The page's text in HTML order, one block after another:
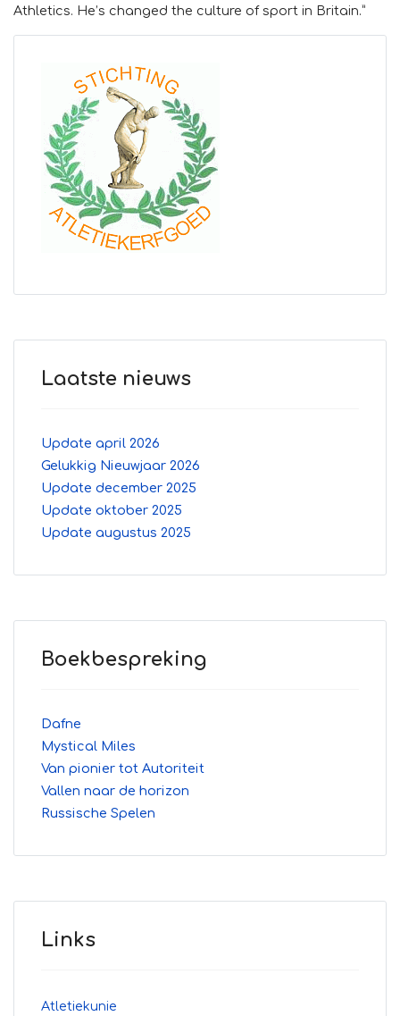
Athletics. He’s changed the culture of sport in Britain.”
Laatste nieuws
Update april 2026
Gelukkig Nieuwjaar 2026
Update december 2025
Update oktober 2025
Update augustus 2025
Boekbespreking
Dafne
Mystical Miles
Van pionier tot Autoriteit
Vallen naar de horizon
Russische Spelen
Links
Atletiekunie